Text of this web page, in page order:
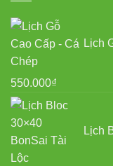
Lịch
Giá
gốc
là:
750.000₫.
550.000₫
là:
Lịch